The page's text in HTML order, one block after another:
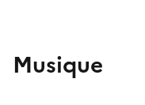
Musique